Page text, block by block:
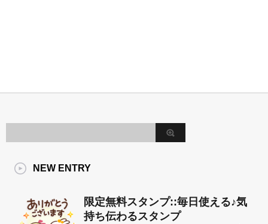
NEW ENTRY
限定無料スタンプ::毎日使える♪気
持ち伝わるスタンプ